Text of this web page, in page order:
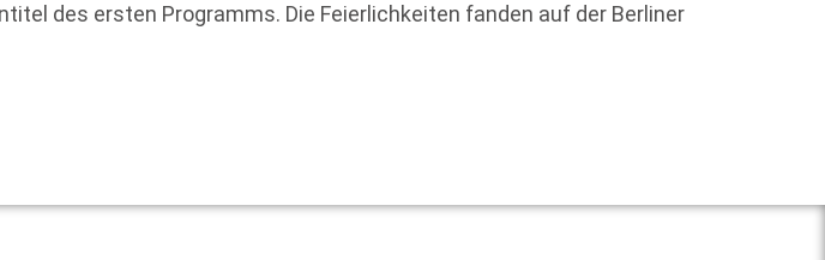
des ersten Programms. Die Feierlichkeiten fanden auf der Berliner